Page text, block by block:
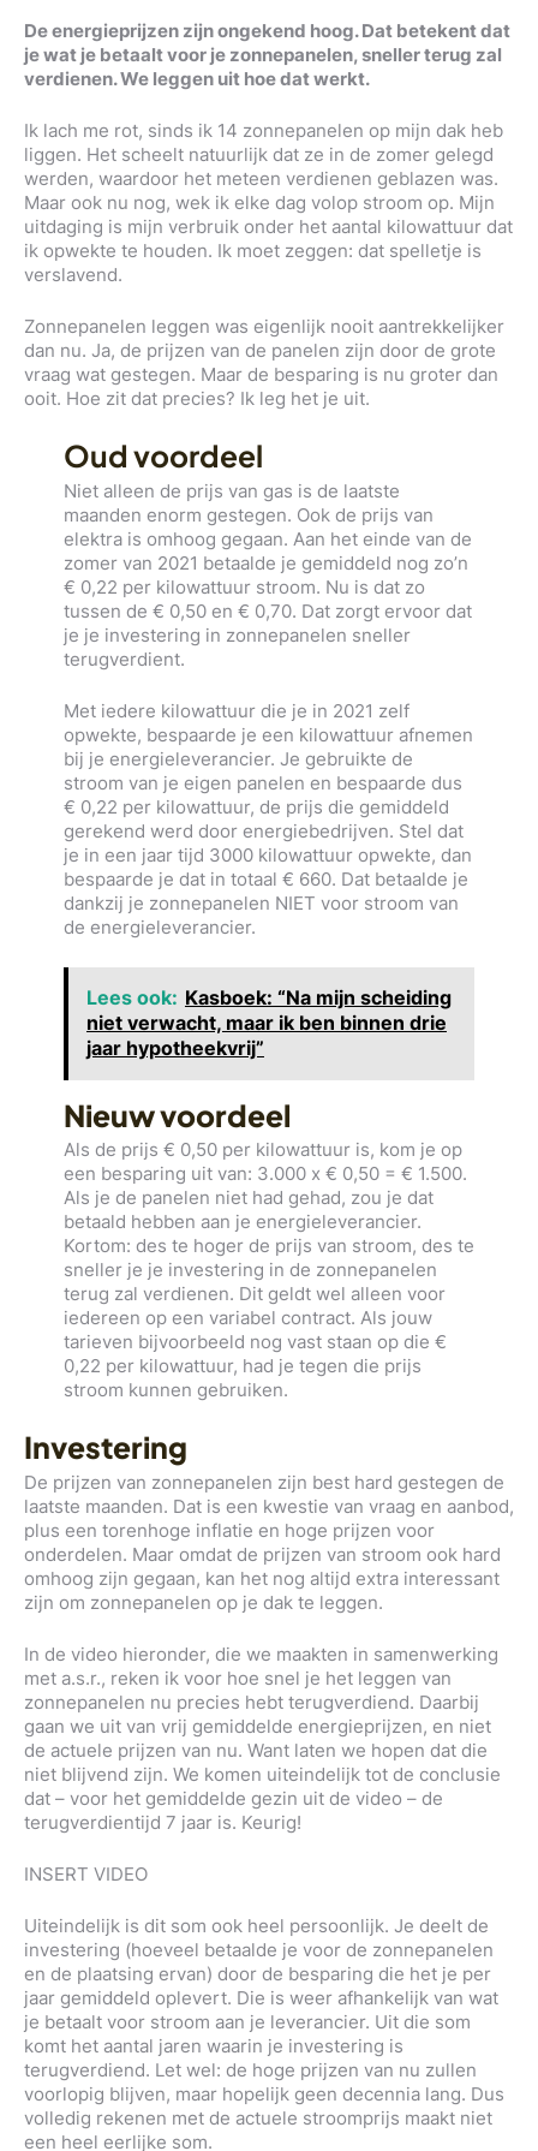
De energieprijzen zijn ongekend hoog. Dat betekent dat
je wat je betaalt voor je zonnepanelen, sneller terug zal
verdienen. We leggen uit hoe dat werkt.
Ik lach me rot, sinds ik 14 zonnepanelen op mijn dak heb
liggen. Het scheelt natuurlijk dat ze in de zomer gelegd
werden, waardoor het meteen verdienen geblazen was.
Maar ook nu nog, wek ik elke dag volop stroom op. Mijn
uitdaging is mijn verbruik onder het aantal kilowattuur dat
ik opwekte te houden. Ik moet zeggen: dat spelletje is
verslavend.
Zonnepanelen leggen was eigenlijk nooit aantrekkelijker
dan nu. Ja, de prijzen van de panelen zijn door de grote
vraag wat gestegen. Maar de besparing is nu groter dan
ooit. Hoe zit dat precies? Ik leg het je uit.
Oud voordeel
Niet alleen de prijs van gas is de laatste
maanden enorm gestegen. Ook de prijs van
elektra is omhoog gegaan. Aan het einde van de
zomer van 2021 betaalde je gemiddeld nog zo’n
€ 0,22 per kilowattuur stroom. Nu is dat zo
tussen de € 0,50 en € 0,70. Dat zorgt ervoor dat
je je investering in zonnepanelen sneller
terugverdient.
Met iedere kilowattuur die je in 2021 zelf
opwekte, bespaarde je een kilowattuur afnemen
bij je energieleverancier. Je gebruikte de
stroom van je eigen panelen en bespaarde dus
€ 0,22 per kilowattuur, de prijs die gemiddeld
gerekend werd door energiebedrijven. Stel dat
je in een jaar tijd 3000 kilowattuur opwekte, dan
bespaarde je dat in totaal € 660. Dat betaalde je
dankzij je zonnepanelen NIET voor stroom van
de energieleverancier.
Lees ook: Kasboek: “Na mijn scheiding
niet verwacht, maar ik ben binnen drie
jaar hypotheekvrij”
Nieuw voordeel
Als de prijs € 0,50 per kilowattuur is, kom je op
een besparing uit van: 3.000 x € 0,50 = € 1.500.
Als je de panelen niet had gehad, zou je dat
betaald hebben aan je energieleverancier.
Kortom: des te hoger de prijs van stroom, des te
sneller je je investering in de zonnepanelen
terug zal verdienen. Dit geldt wel alleen voor
iedereen op een variabel contract. Als jouw
tarieven bijvoorbeeld nog vast staan op die €
0,22 per kilowattuur, had je tegen die prijs
stroom kunnen gebruiken.
Investering
De prijzen van zonnepanelen zijn best hard gestegen de
laatste maanden. Dat is een kwestie van vraag en aanbod,
plus een torenhoge inflatie en hoge prijzen voor
onderdelen. Maar omdat de prijzen van stroom ook hard
omhoog zijn gegaan, kan het nog altijd extra interessant
zijn om zonnepanelen op je dak te leggen.
In de video hieronder, die we maakten in samenwerking
met a.s.r., reken ik voor hoe snel je het leggen van
zonnepanelen nu precies hebt terugverdiend. Daarbij
gaan we uit van vrij gemiddelde energieprijzen, en niet
de actuele prijzen van nu. Want laten we hopen dat die
niet blijvend zijn. We komen uiteindelijk tot de conclusie
dat – voor het gemiddelde gezin uit de video – de
terugverdientijd 7 jaar is. Keurig!
INSERT VIDEO
Uiteindelijk is dit som ook heel persoonlijk. Je deelt de
investering (hoeveel betaalde je voor de zonnepanelen
en de plaatsing ervan) door de besparing die het je per
jaar gemiddeld oplevert. Die is weer afhankelijk van wat
je betaalt voor stroom aan je leverancier. Uit die som
komt het aantal jaren waarin je investering is
terugverdiend. Let wel: de hoge prijzen van nu zullen
voorlopig blijven, maar hopelijk geen decennia lang. Dus
volledig rekenen met de actuele stroomprijs maakt niet
een heel eerlijke som.